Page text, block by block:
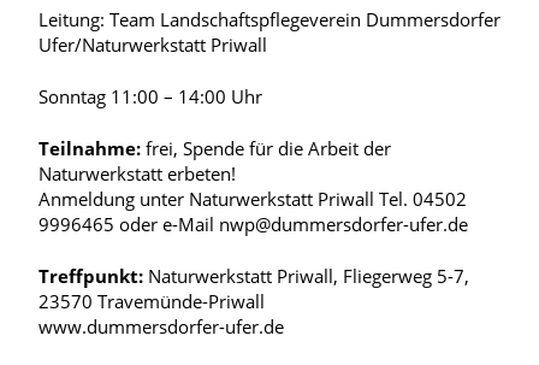
Leitung: Team Landschaftspflegeverein Dummersdorfer
Ufer/Naturwerkstatt Priwall
Sonntag 11:00 – 14:00 Uhr
Teilnahme: frei, Spende für die Arbeit der
Naturwerkstatt erbeten!
Anmeldung unter Naturwerkstatt Priwall Tel. 04502
9996465 oder e-Mail nwp@dummersdorfer-ufer.de
Treffpunkt: Naturwerkstatt Priwall, Fliegerweg 5-7,
23570 Travemünde-Priwall
www.dummersdorfer-ufer.de